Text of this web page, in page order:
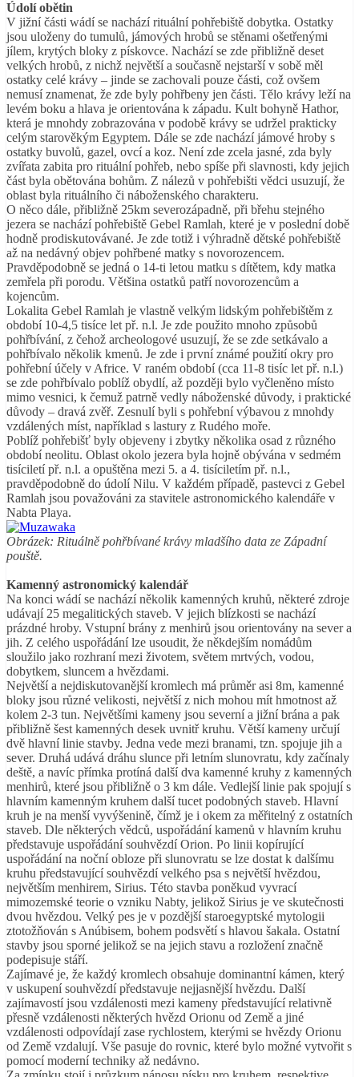
Údolí obětin
V jižní části wádí se nachází rituální pohřebiště dobytka. Ostatky
jsou uloženy do tumulů, jámových hrobů se stěnami ošetřenými
jílem, krytých bloky z pískovce. Nachází se zde přibližně deset
velkých hrobů, z nichž největší a současně nejstarší v sobě měl
ostatky celé krávy – jinde se zachovali pouze části, což ovšem
nemusí znamenat, že zde byly pohřbeny jen části. Tělo krávy leží na
levém boku a hlava je orientována k západu. Kult bohyně Hathor,
která je mnohdy zobrazována v podobě krávy se udržel prakticky
celým starověkým Egyptem. Dále se zde nachází jámové hroby s
ostatky buvolů, gazel, ovcí a koz. Není zde zcela jasné, zda byly
zvířata zabita pro rituální pohřeb, nebo spíše při slavnosti, kdy jejich
část byla obětována bohům. Z nálezů v pohřebišti vědci usuzují, že
oblast byla rituálního či náboženského charakteru.
O něco dále, přibližně 25km severozápadně, při břehu stejného
jezera se nachází pohřebiště Gebel Ramlah, které je v poslední době
hodně prodiskutovávané. Je zde totiž i výhradně dětské pohřebiště
až na nedávný objev pohřbené matky s novorozencem.
Pravděpodobně se jedná o 14-ti letou matku s dítětem, kdy matka
zemřela při porodu. Většina ostatků patří novorozencům a
kojencům.
Lokalita Gebel Ramlah je vlastně velkým lidským pohřebištěm z
období 10-4,5 tisíce let př. n.l. Je zde použito mnoho způsobů
pohřbívání, z čehož archeologové usuzují, že se zde setkávalo a
pohřbívalo několik kmenů. Je zde i první známé použití okry pro
pohřební účely v Africe. V raném období (cca 11-8 tisíc let př. n.l.)
se zde pohřbívalo poblíž obydlí, až později bylo vyčleněno místo
mimo vesnici, k čemuž patrně vedly náboženské důvody, i praktické
důvody – dravá zvěř. Zesnulí byli s pohřební výbavou z mnohdy
vzdálených míst, například s lastury z Rudého moře.
Poblíž pohřebišť byly objeveny i zbytky několika osad z různého
období neolitu. Oblast okolo jezera byla hojně obývána v sedmém
tisíciletí př. n.l. a opuštěna mezi 5. a 4. tisíciletím př. n.l.,
pravděpodobně do údolí Nilu. V každém případě, pastevci z Gebel
Ramlah jsou považováni za stavitele astronomického kalendáře v
Nabta Playa.
Obrázek: Rituálně pohřbívané krávy mladšího data ze Západní
pouště.
Kamenný astronomický kalendář
Na konci wádí se nachází několik kamenných kruhů, některé zdroje
udávají 25 megalitických staveb. V jejich blízkosti se nachází
prázdné hroby. Vstupní brány z menhirů jsou orientovány na sever a
jih. Z celého uspořádání lze usoudit, že někdejším nomádům
sloužilo jako rozhraní mezi životem, světem mrtvých, vodou,
dobytkem, sluncem a hvězdami.
Největší a nejdiskutovanější kromlech má průměr asi 8m, kamenné
bloky jsou různé velikosti, největší z nich mohou mít hmotnost až
kolem 2-3 tun. Největšími kameny jsou severní a jižní brána a pak
přibližně šest kamenných desek uvnitř kruhu. Větší kameny určují
dvě hlavní linie stavby. Jedna vede mezi branami, tzn. spojuje jih a
sever. Druhá udává dráhu slunce při letním slunovratu, kdy začínaly
deště, a navíc přímka protíná další dva kamenné kruhy z kamenných
menhirů, které jsou přibližně o 3 km dále. Vedlejší linie pak spojují s
hlavním kamenným kruhem další tucet podobných staveb. Hlavní
kruh je na menší vyvýšenině, čímž je i okem za měřitelný z ostatních
staveb. Dle některých vědců, uspořádání kamenů v hlavním kruhu
představuje uspořádání souhvězdí Orion. Po linii kopírující
uspořádání na noční obloze při slunovratu se lze dostat k dalšímu
kruhu představující souhvězdí velkého psa s největší hvězdou,
největším menhirem, Sirius. Této stavba poněkud vyvrací
mimozemské teorie o vzniku Nabty, jelikož Sirius je ve skutečnosti
dvou hvězdou. Velký pes je v pozdější staroegyptské mytologii
ztotožňován s Anúbisem, bohem podsvětí s hlavou šakala. Ostatní
stavby jsou sporné jelikož se na jejich stavu a rozložení značně
podepisuje stáří.
Zajímavé je, že každý kromlech obsahuje dominantní kámen, který
v uskupení souhvězdí představuje nejjasnější hvězdu. Další
zajímavostí jsou vzdálenosti mezi kameny představující relativně
přesně vzdálenosti některých hvězd Orionu od Země a jiné
vzdálenosti odpovídají zase rychlostem, kterými se hvězdy Orionu
od Země vzdalují. Vše pasuje do rovnic, které bylo možné vytvořit s
pomocí moderní techniky až nedávno.